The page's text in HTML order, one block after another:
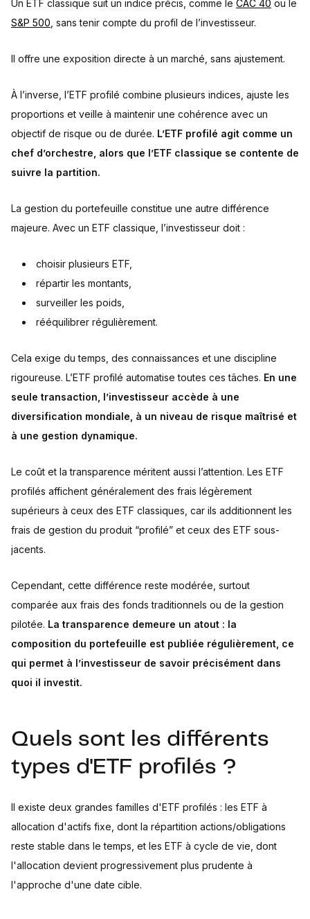
Un ETF classique suit un indice précis, comme le CAC 40 ou le
S&P 500 , sans tenir compte du profil de l’investisseur.
Il offre une exposition directe à un marché, sans ajustement.
À l’inverse, l’ETF profilé combine plusieurs indices, ajuste les
proportions et veille à maintenir une cohérence avec un
objectif de risque ou de durée. L’ETF profilé agit comme un
chef d’orchestre, alors que l’ETF classique se contente de
suivre la partition.
La gestion du portefeuille constitue une autre différence
majeure. Avec un ETF classique, l’investisseur doit :
choisir plusieurs ETF,
répartir les montants,
surveiller les poids,
rééquilibrer régulièrement.
Cela exige du temps, des connaissances et une discipline
rigoureuse. L’ETF profilé automatise toutes ces tâches. En une
seule transaction, l’investisseur accède à une
diversification mondiale, à un niveau de risque maîtrisé et
à une gestion dynamique.
Le coût et la transparence méritent aussi l’attention. Les ETF
profilés affichent généralement des frais légèrement
supérieurs à ceux des ETF classiques, car ils additionnent les
frais de gestion du produit “profilé” et ceux des ETF sous-
jacents.
Cependant, cette différence reste modérée, surtout
comparée aux frais des fonds traditionnels ou de la gestion
pilotée. La transparence demeure un atout : la
composition du portefeuille est publiée régulièrement, ce
qui permet à l’investisseur de savoir précisément dans
quoi il investit.
Quels sont les différents
types d'ETF profilés ?
Il existe deux grandes familles d'ETF profilés : les ETF à
allocation d'actifs fixe, dont la répartition actions/obligations
reste stable dans le temps, et les ETF à cycle de vie, dont
l'allocation devient progressivement plus prudente à
l'approche d'une date cible.